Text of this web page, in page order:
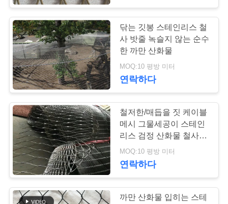
리
에
대
하
여
공
장
여
행
동물원 철망사
146
난간 케이블 메시
155
닦는 깃봉 스테인리스 철
사 밧줄 녹슬지 않는 순수
한 까만 산화물
MOQ:10 평방 미터
연락하다
철저한/매듭을 짓 케이블
메시 그물세공이 스테인
리스 검정 산화물 철사 밧
줄에 의하여, X 갑니다
MOQ:10 평방 미터
연락하다
까만 산화물 입히는 스테